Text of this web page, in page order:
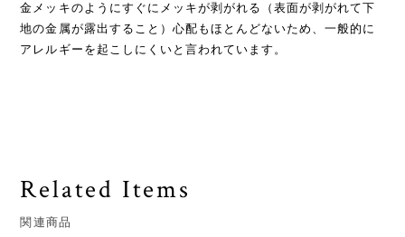
金メッキのようにすぐにメッキが剥がれる（表面が剥がれて下
地の金属が露出すること）心配もほとんどないため、一般的に
アレルギーを起こしにくいと言われています。
Related Items
関連商品